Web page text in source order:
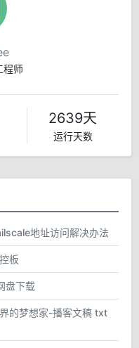
程师
2639天
运行天数
地址访问解决办法
板
盘下载
的梦想家-播客文稿 txt